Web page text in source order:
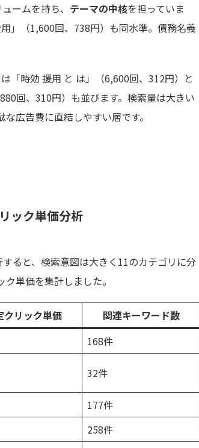
ームを持ち、 テーマの中核を担っていま
」（1,600回、738円）も同水準。債務名義
「時効 援用 と は」（6,600回、312円）と
回、310円）も並びます。検索量は大きい
広告費に直結しやすい層です。
ック単価分析
ると、検索意図は大きく11のカテゴリに分
単価を集計しました。
クリック単価
関連キーワード数
168件
32件
177件
258件